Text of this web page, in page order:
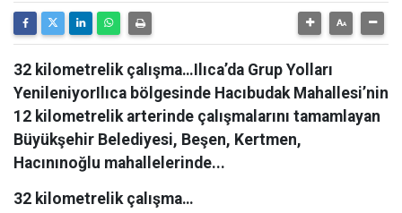
32 kilometrelik çalışma…Ilıca’da Grup Yolları
YenileniyorIlıca bölgesinde Hacıbudak Mahallesi’nin
12 kilometrelik arterinde çalışmalarını tamamlayan
Büyükşehir Belediyesi, Beşen, Kertmen,
Hacınınoğlu mahallelerinde...
32 kilometrelik çalışma…